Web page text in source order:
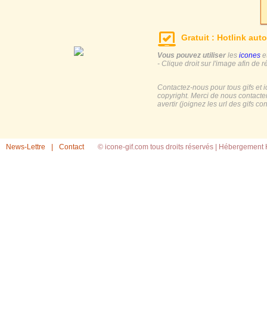
Gratuit : Hotlink
Vous pouvez utiliser les icones
- Clique droit sur l'image afin de
Contactez-nous pour tous gifs et
copyright. Merci de nous
avertir (joignez les url des gifs
News-Lettre Contact © icone-gif.com tous droits réservés | Hébergement